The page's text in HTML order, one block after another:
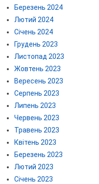
Березень 2024
Лютий 2024
Січень 2024
Грудень 2023
Листопад 2023
Жовтень 2023
Вересень 2023
Серпень 2023
Липень 2023
Червень 2023
Травень 2023
Квітень 2023
Березень 2023
Лютий 2023
Січень 2023